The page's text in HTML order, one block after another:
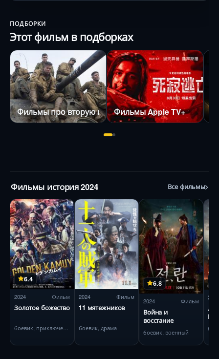
ПОДБОРКИ
Этот фильм в подборках
Фильмы про вторую мировую войну
Фильмы Apple TV+
Фильмы история 2024 Все фильмы
6.4
2024 Фильм
Золотое божество
2024 Фильм
11 мятежников
боевик, драма
6.8
2024 Фильм
Война и
восстание
боевик, военный
2024